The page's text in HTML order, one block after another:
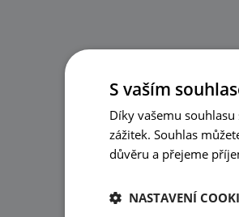
S vaším
Díky vašemu
zážitek. Souhlas
důvěru a přejeme
NASTAVENÍ